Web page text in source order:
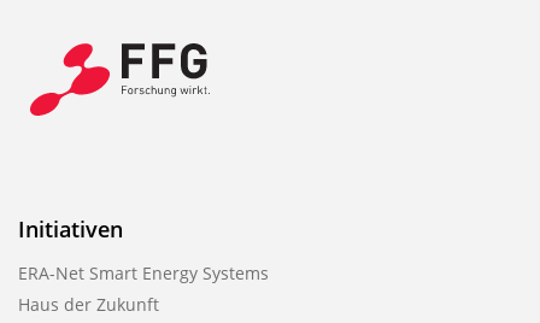
Initiativen
ERA-Net Smart Energy Systems
Haus der Zukunft